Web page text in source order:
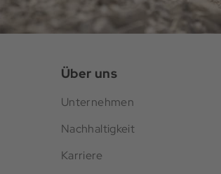
Über uns
Unternehmen
Nachhaltigkeit
Karriere